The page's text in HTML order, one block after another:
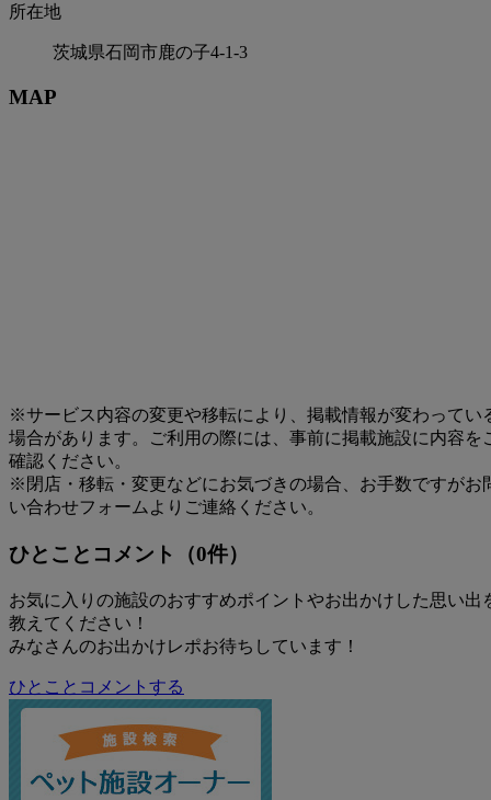
所在地
茨城県石岡市鹿の子4-1-3
MAP
※サービス内容の変更や移転により、掲載情報が変わってい
場合があります。ご利用の際には、事前に掲載施設に内容を
確認ください。
※閉店・移転・変更などにお気づきの場合、お手数ですがお
い合わせフォームよりご連絡ください。
ひとことコメント（0件）
お気に入りの施設のおすすめポイントやお出かけした思い出
教えてください！
みなさんのお出かけレポお待ちしています！
ひとことコメントする